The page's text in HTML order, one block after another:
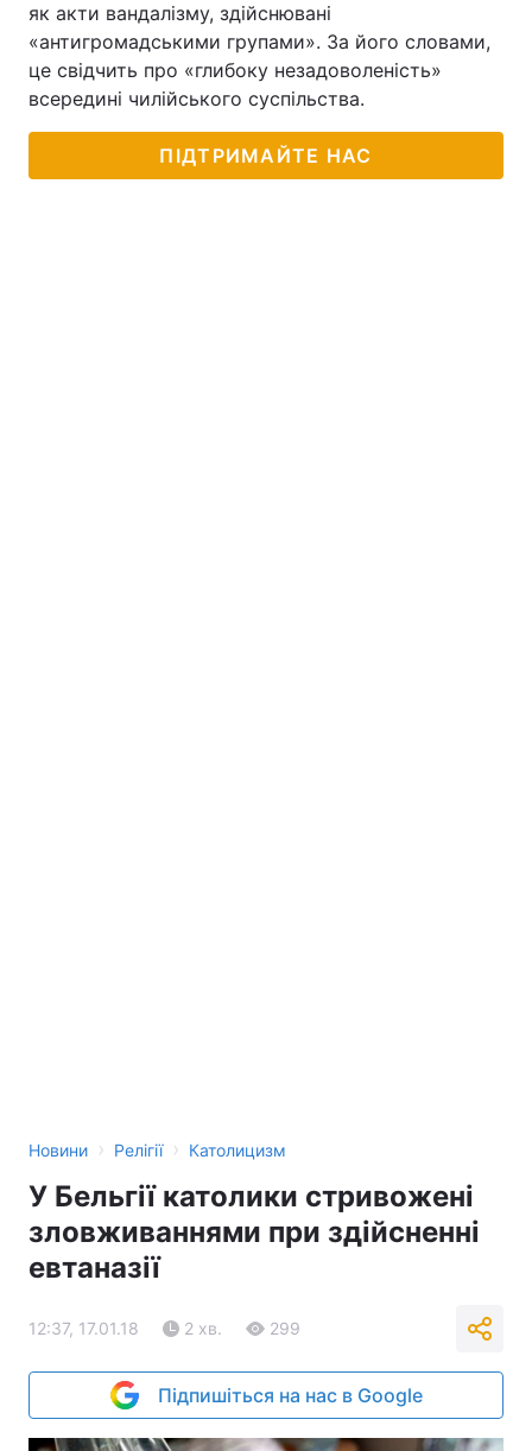
як акти вандалізму, здійснювані
«антигромадськими групами». За його словами,
це свідчить про «глибоку незадоволеність»
всередині чилійського суспільства.
ПІДТРИМАЙТЕ НАС
Новини › Релігії › Католицизм
У Бельгії католики стривожені
зловживаннями при здійсненні
евтаназії
12:37, 17.01.18 2 хв. 299
Підпишіться на нас в Google